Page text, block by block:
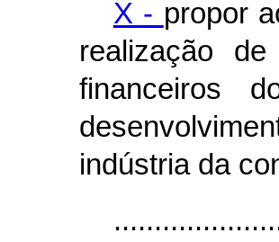
X - propor
realização
financeiros
indústria da